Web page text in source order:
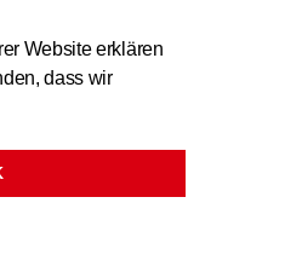
Website erklären
dass wir